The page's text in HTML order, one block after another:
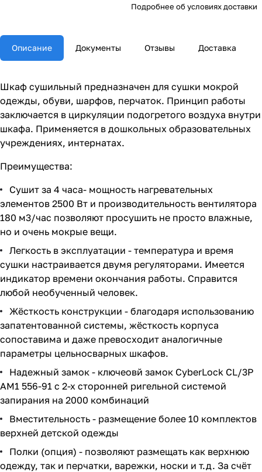
Подробнее обусловиях доставки
Описание Документы Отзывы Доставка
Шкаф сушильный предназначен для сушки мокрой
одежды, обуви, шарфов, перчаток. Принцип работы
заключается в циркуляции подогретого воздуха внутри
шкафа. Применяется в дошкольных образовательных
учреждениях, интернатах.
Преимущества:
Сушит за 4 часа- мощность нагревательных
элементов 2500 Вт и производительность вентилятора
180 м3/час позволяют просушить не просто влажные,
но и очень мокрые вещи.
Легкость в эксплуатации - температура и время
сушки настраивается двумя регуляторами. Имеется
индикатор времени окончания работы. Справится
любой необученный человек.
Жёсткость конструкции - благодаря использованию
запатентованной системы, жёсткость корпуса
сопоставима и даже превосходит аналогичные
параметры цельносварных шкафов.
Надежный замок - ключеовй замок CyberLock CL/3P
AM1 556-91 с 2-х сторонней ригельной системой
запирания на 2000 комбинаций
Вместительность - размещение более 10 комплектов
верхней детской одежды
Полки (опция) - позволяют размещать как верхнюю
одежду, так и перчатки, варежки, носки и т.д. За счёт